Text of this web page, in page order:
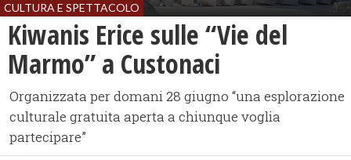
CULTURA E SPETTACOLO
​Kiwanis Erice sulle “Vie del
Marmo” a Custonaci
Organizzata per domani 28 giugno “una esplorazione
culturale gratuita aperta a chiunque voglia
partecipare”